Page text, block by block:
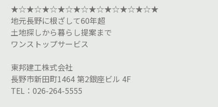
★☆★☆★☆★☆★☆★☆★☆★☆★☆★
地元長野に根ざして60年超
土地探しから暮らし提案まで
ワンストップサービス
東邦建工株式会社
長野市新田町1464 第2銀座ビル 4F
TEL：026-264-5555